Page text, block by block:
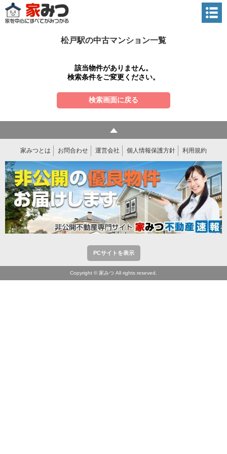
松戸駅の中古マンション一覧
該当物件がありません。
検索条件をご変更ください。
検索画面に戻る
家みつとは お問合わせ 運営会社 個人情報保護方針 利用規約
PCサイトを表示
Copyright © 家みつ All rights reseved.